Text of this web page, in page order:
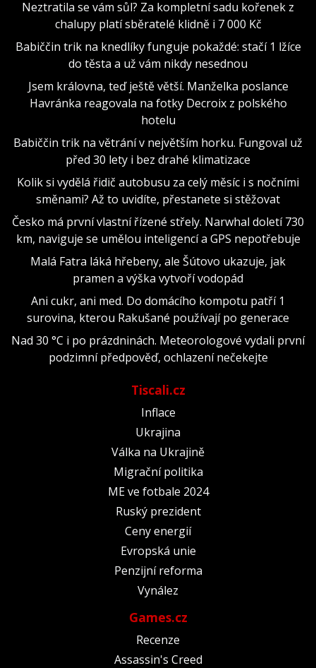
Neztratila se vám sůl? Za kompletní sadu kořenek z
chalupy platí sběratelé klidně i 7 000 Kč
Babiččin trik na knedlíky funguje pokaždé: stačí 1 lžíce
do těsta a už vám nikdy nesednou
Jsem královna, teď ještě větší. Manželka poslance
Havránka reagovala na fotky Decroix z polského
hotelu
Babiččin trik na větrání v největším horku. Fungoval už
před 30 lety i bez drahé klimatizace
Kolik si vydělá řidič autobusu za celý měsíc i s nočními
směnami? Až to uvidíte, přestanete si stěžovat
Česko má první vlastní řízené střely. Narwhal doletí 730
km, naviguje se umělou inteligencí a GPS nepotřebuje
Malá Fatra láká hřebeny, ale Šútovo ukazuje, jak
pramen a výška vytvoří vodopád
Ani cukr, ani med. Do domácího kompotu patří 1
surovina, kterou Rakušané používají po generace
Nad 30 °C i po prázdninách. Meteorologové vydali první
podzimní předpověď, ochlazení nečekejte
Tiscali.cz
Inflace
Ukrajina
Válka na Ukrajině
Migrační politika
ME ve fotbale 2024
Ruský prezident
Ceny energií
Evropská unie
Penzijní reforma
Vynález
Games.cz
Recenze
Assassin's Creed